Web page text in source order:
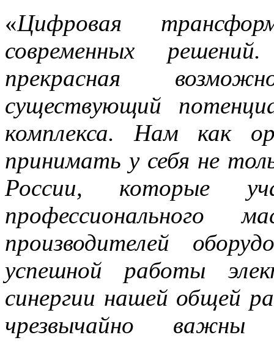
«Цифровая
современных
прекрасная
существующий
комплекса. Нам как
принимать у себя не
России, которые
производителей
успешной работы
синергии нашей общей
чрезвычайно